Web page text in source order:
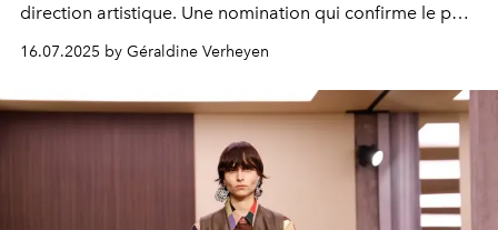
direction artistique. Une nomination qui confirme le pari
d’OTB sur les talents singuliers, et qui place la créatrice
au cœur d’une renaissance attendue.
16.07.2025 by Géraldine Verheyen